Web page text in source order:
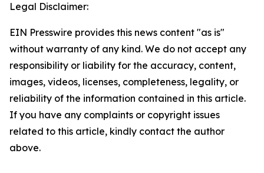
Legal Disclaimer:
EIN Presswire provides this news content "as is"
without warranty of any kind. We do not accept any
responsibility or liability for the accuracy, content,
images, videos, licenses, completeness, legality, or
reliability of the information contained in this article.
If you have any complaints or copyright issues
related to this article, kindly contact the author
above.